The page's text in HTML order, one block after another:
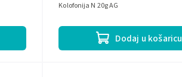
Dodaj u košaricu
Kolofonija N 20g AG